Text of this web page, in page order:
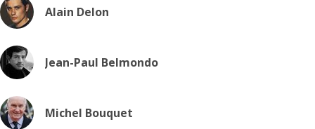
Alain Delon
Jean-Paul Belmondo
Michel Bouquet